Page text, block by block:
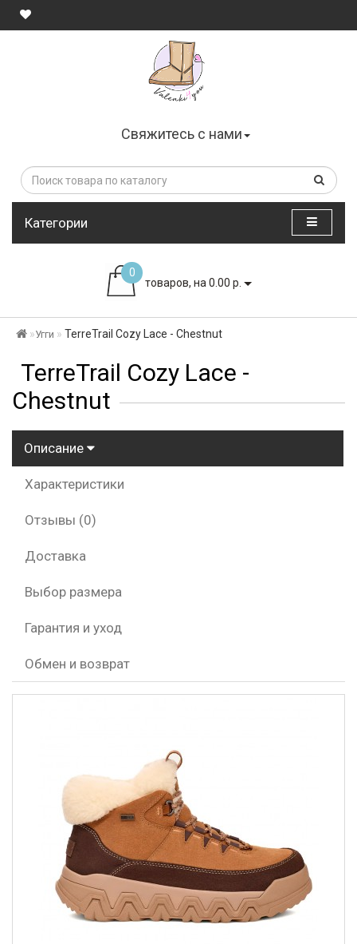
Свяжитесь с нами
Категории
0
товаров, на 0.00 р.
Угги TerreTrail Cozy Lace - Chestnut
TerreTrail Cozy Lace -
Chestnut
Описание
Характеристики
Отзывы (0)
Доставка
Выбор размера
Гарантия и уход
Обмен и возврат